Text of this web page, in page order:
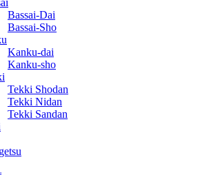
Bassai-Dai
Bassai-Sho
Kanku-dai
Kanku-sho
Tekki Shodan
Tekki Nidan
Tekki Sandan